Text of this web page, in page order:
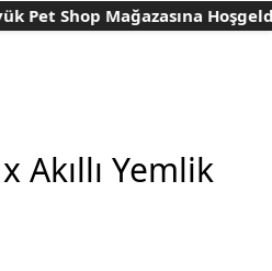
Kuluçka Malzemeleri
Bakım Sağlık
Bakım Sağlık
Pet Shop Mağazasına
Akıllı Yemlik